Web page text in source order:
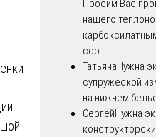
Просим Вас
нашего
соо...
ТатьянаНужна
супружеской
на нижнем
СергейНужна